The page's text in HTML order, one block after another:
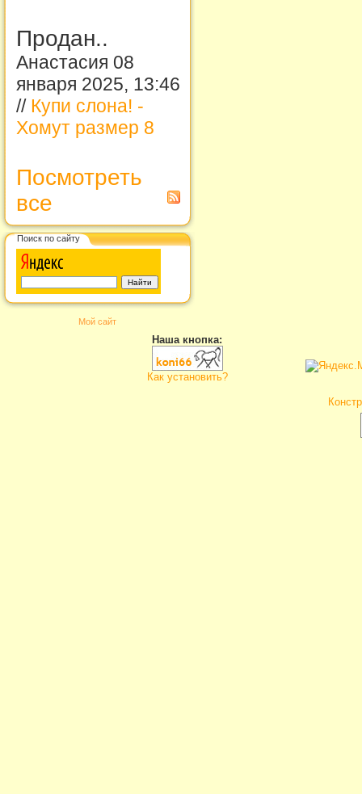
Продан..
Анастасия 08
января 2025, 13:46
// Купи слона! -
Хомут размер 8
Посмотреть
все
Поиск по сайту
Мой сайт
Наша кнопка:
Как установить?